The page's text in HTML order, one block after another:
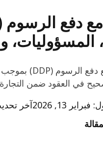
المسؤوليات،
في العقود ضمن التجارة
13, 2026
آخر تحديث: